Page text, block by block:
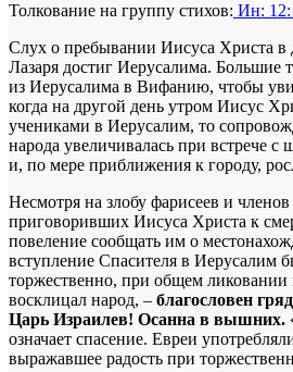
Толкование на группу стихов: Ин: 12:
Слух о пребывании Иисуса Христа
Лазаря достиг Иерусалима. Большие
из Иерусалима в Вифанию, чтобы
когда на другой день утром Иисус
учениками в Иерусалим, то
народа увеличивалась при встрече
и, по мере приближения к городу,
Несмотря на злобу фарисеев и
приговоривших Иисуса Христа к
повеление сообщать им о
вступление Спасителя в Иерусалим
торжественно, при общем ликовании
восклицал народ, – благословен
Царь Израилев! Осанна в вышних.
означает спасение. Евреи
выражавшее радость при